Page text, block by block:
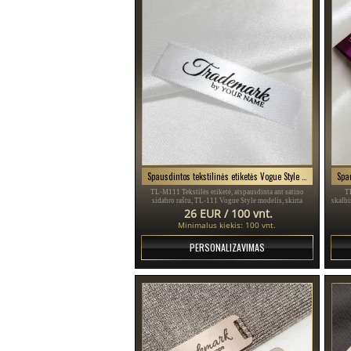
TL-M111 Tekstilės etiketė, atspausdinta ant satino
sidabro raštu, TL-111 Vogue Style modelis, skirta
drabužiams, įvairiems drabužiams ir aksesuarams.
26 EUR / 100 vnt.
Minimalus kiekis: 100 vnt.
PERSONALIZAVIMAS